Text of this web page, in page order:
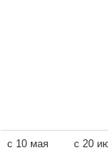
с 10 мая
с 20